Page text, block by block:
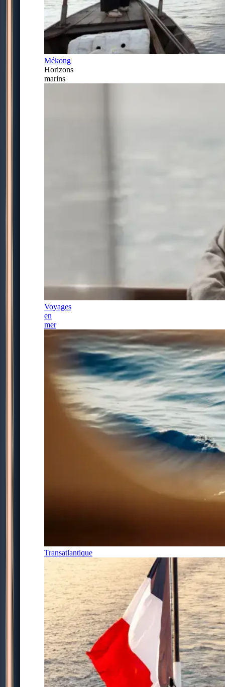
Mékong
Horizons
marins
Voyages
en
mer
Transatlantique